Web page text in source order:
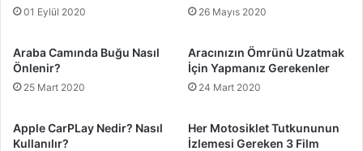
01 Eylül 2020 26 Mayıs 2020
Araba Camında Buğu Nasıl
Önlenir?
25 Mart 2020
Aracınızın Ömrünü Uzatmak
İçin Yapmanız Gerekenler
24 Mart 2020
Apple CarPLay Nedir? Nasıl
Kullanılır?
Her Motosiklet Tutkununun
İzlemesi Gereken 3 Film